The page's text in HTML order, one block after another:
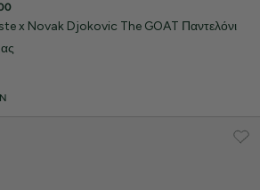
x Novak Djokovic The GOAT Παντελόνι